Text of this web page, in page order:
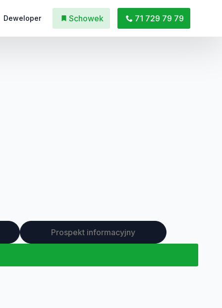
Deweloper Schowek 71 729 79 79
Prospekt informacyjny